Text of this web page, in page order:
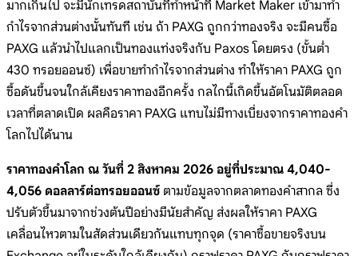
มากเกินไป จะมีนักเทรดสถาบันที่ทำหน้าที่ Market Maker เข้ามาทำ
กำไรจากส่วนต่างนั้นทันที เช่น ถ้า PAXG ถูกกว่าทองจริง จะมีคนซื้อ
PAXG แล้วนำไปแลกเป็นทองแท่งจริงกับ Paxos โดยตรง (ขั้นต่ำ
430 ทรอยออนซ์) เพื่อขายทำกำไรจากส่วนต่าง ทำให้ราคา PAXG ถูก
ซื้อดันขึ้นจนใกล้เคียงราคาทองอีกครั้ง กลไกนี้เกิดขึ้นอัตโนมัติตลอด
เวลาที่ตลาดเปิด ผลคือราคา PAXG แทบไม่มีทางเบี่ยงจากราคาทองคำ
โลกไปได้นาน
ราคาทองคำโลก ณ วันที่ 2 สิงหาคม 2026 อยู่ที่ประมาณ 4,040-
4,056 ดอลลาร์ต่อทรอยออนซ์ ตามข้อมูลจากตลาดทองคำสากล ซึ่ง
ปรับตัวขึ้นมาจากช่วงต้นปีอย่างมีนัยสำคัญ ส่งผลให้ราคา PAXG
เคลื่อนไหวตามในสัดส่วนเดียวกันแทบทุกจุด (ราคาซื้อขายจริงบน